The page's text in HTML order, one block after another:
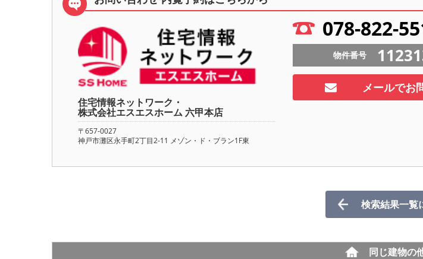
住宅情報ネットワーク・
株式会社エスエスホーム 六甲本店
〒657-0027
神戸市灘区永手町2丁目2-11 メゾン・ド・ブラン1F東
078-822-
物件番号
メールでお
検索結果一覧
同じ建物の